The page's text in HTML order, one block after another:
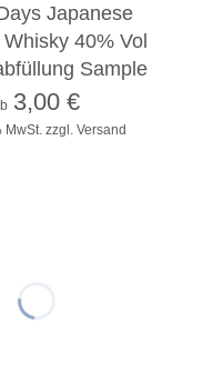
Japanese
40% Vol
Sample
zzgl. Versand
3,00 €